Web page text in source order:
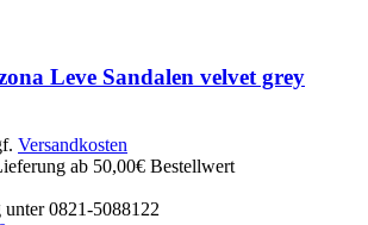
Leve Sandalen velvet grey
Versandkosten
ab 50,00€ Bestellwert
0821-5088122